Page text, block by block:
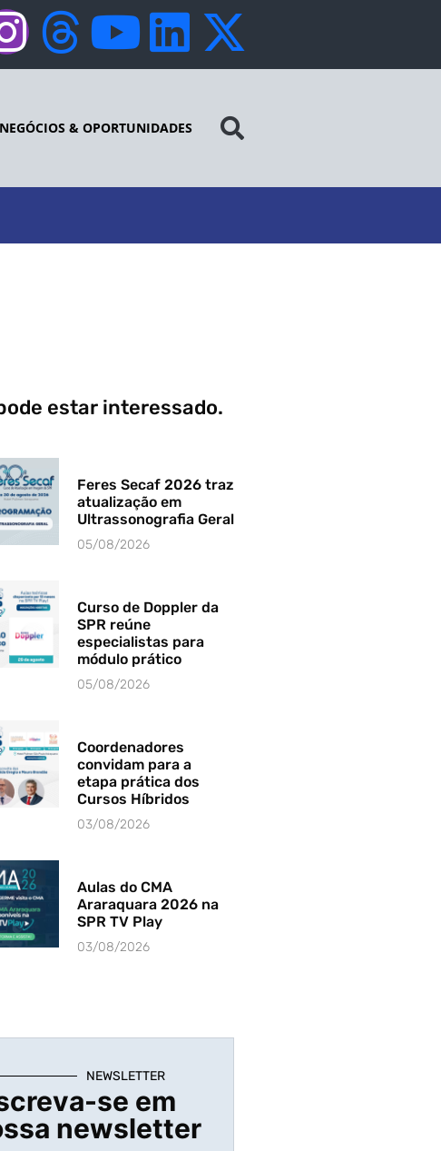
NEGÓCIOS & OPORTUNIDADES
estar interessado.
Feres Secaf 2026 traz
atualização em
Ultrassonografia Geral
05/08/2026
Curso de Doppler da
SPR reúne
especialistas para
módulo prático
05/08/2026
Coordenadores
convidam para a
etapa prática dos
Cursos Híbridos
03/08/2026
Aulas do CMA
Araraquara 2026 na
SPR TV Play
03/08/2026
NEWSLETTER
se em
newsletter